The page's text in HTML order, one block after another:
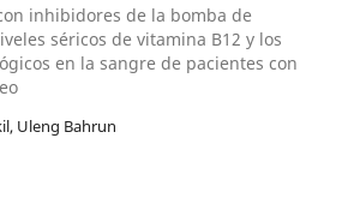
inhibidores de la bomba de
séricos de vitamina B12 y los
en la sangre de pacientes con
Uleng Bahrun